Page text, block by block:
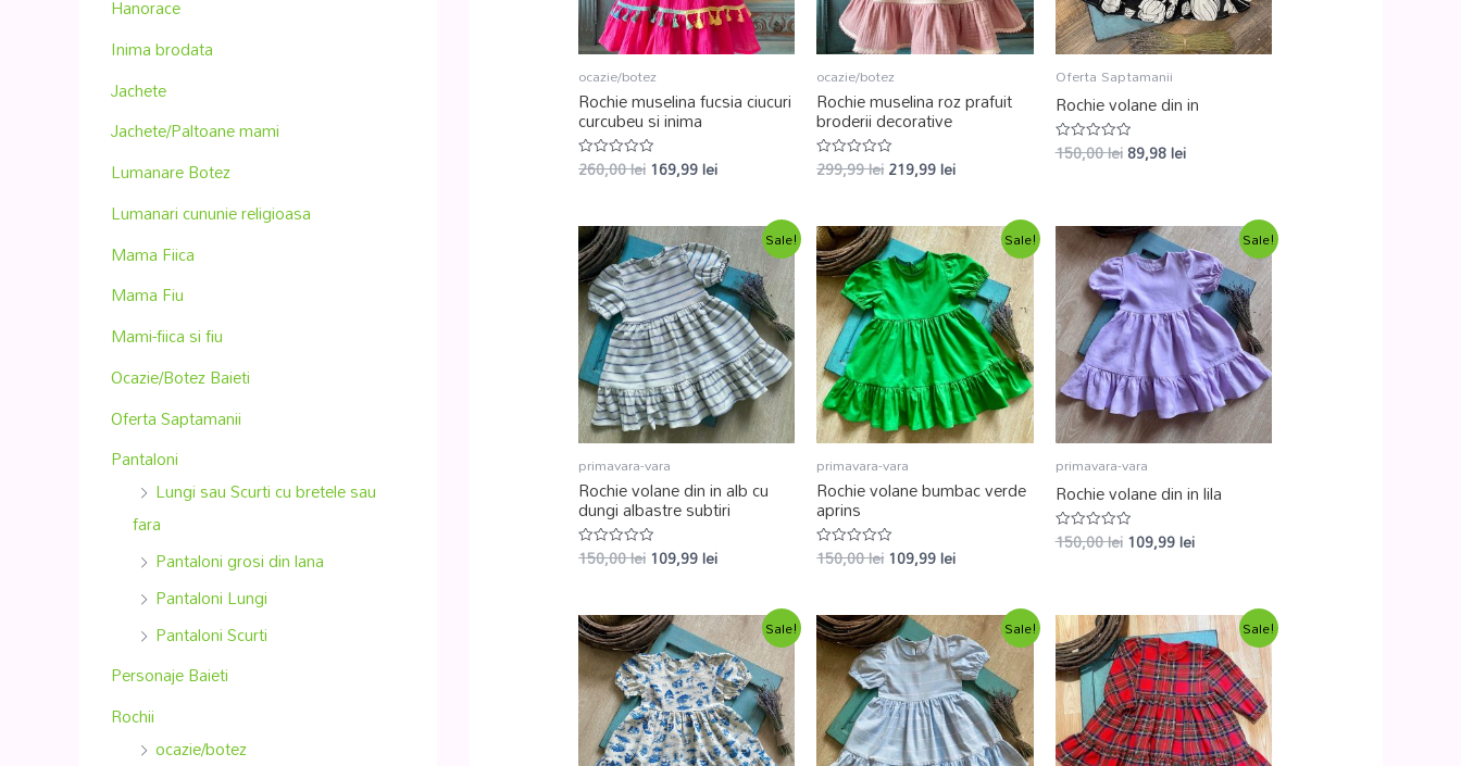
Hanorace
Inima brodata
Jachete
Jachete/Paltoane mami
Lumanare Botez
Lumanari cununie religioasa
Mama Fiica
Mama Fiu
Mami-fiica si fiu
Ocazie/Botez Baieti
Oferta Saptamanii
Pantaloni
Lungi sau Scurti cu bretele sau
fara
Pantaloni grosi din lana
Pantaloni Lungi
Pantaloni Scurti
Personaje Baieti
Rochii
ocazie/botez
ocazie/botez
Rochie muselina fucsia ciucuri
curcubeu si inima
Evaluat
la
260,00lei169,99lei
ocazie/botez
Rochie muselina roz prafuit
broderii decorative
Evaluat
la
299,99lei219,99lei
Oferta Saptamanii
Rochie volane din in
Evaluat
la
150,00lei 89,98lei
Sale!
primavara-vara
Rochie volane din in alb cu
dungi albastre subtiri
Evaluat
la
150,00lei109,99lei
Sale!
primavara-vara
Rochie volane bumbac verde
aprins
Evaluat
la
150,00lei109,99lei
Sale!
primavara-vara
Rochie volane din in lila
Evaluat
la
150,00lei 109,99lei
Sale! Sale! Sale!